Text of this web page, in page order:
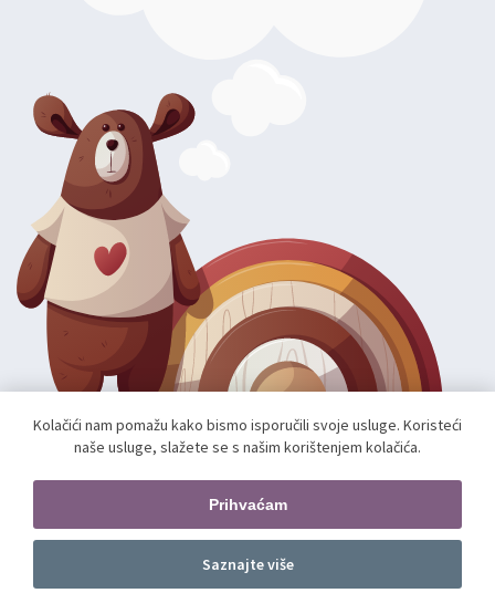
Dodajte u košaricu
Pratite nas
Kolačići nam pomažu kako bismo isporučili svoje usluge. Koristeći
naše usluge, slažete se s našim korištenjem kolačića.
Prihvaćam
Saznajte više